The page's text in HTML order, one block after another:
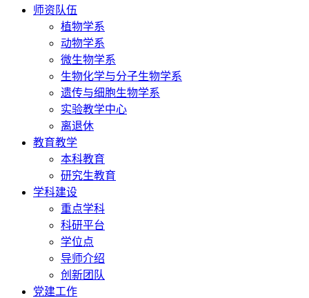
师资队伍
植物学系
动物学系
微生物学系
生物化学与分子生物学系
遗传与细胞生物学系
实验教学中心
离退休
教育教学
本科教育
研究生教育
学科建设
重点学科
科研平台
学位点
导师介绍
创新团队
党建工作